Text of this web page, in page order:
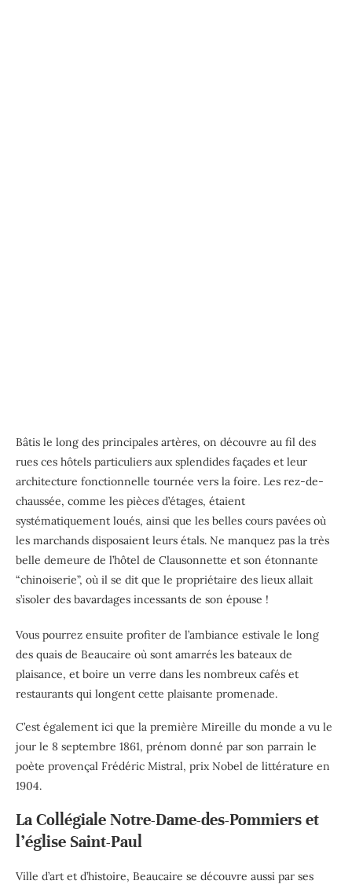
Bâtis le long des principales artères, on découvre au fil des
rues ces hôtels particuliers aux splendides façades et leur
architecture fonctionnelle tournée vers la foire. Les rez-de-
chaussée, comme les pièces d’étages, étaient
systématiquement loués, ainsi que les belles cours pavées où
les marchands disposaient leurs étals. Ne manquez pas la très
belle demeure de l’hôtel de Clausonnette et son étonnante
“chinoiserie”, où il se dit que le propriétaire des lieux allait
s’isoler des bavardages incessants de son épouse !
Vous pourrez ensuite profiter de l’ambiance estivale le long
des quais de Beaucaire où sont amarrés les bateaux de
plaisance, et boire un verre dans les nombreux cafés et
restaurants qui longent cette plaisante promenade.
C’est également ici que la première Mireille du monde a vu le
jour le 8 septembre 1861, prénom donné par son parrain le
poète provençal Frédéric Mistral, prix Nobel de littérature en
1904.
La Collégiale Notre-Dame-des-Pommiers et
l’église Saint-Paul
Ville d’art et d’histoire, Beaucaire se découvre aussi par ses